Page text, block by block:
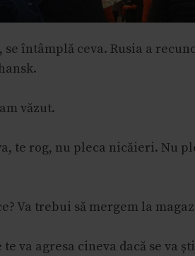
se întâmplă ceva. Rusia a
văzut.
te rog, nu pleca nicăieri. Nu
Va trebui să mergem la
te va agresa cineva dacă se va